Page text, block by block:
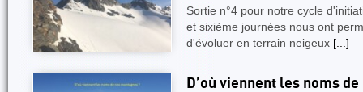
Sortie n°4 pour notre cycle
et sixième journées nous ont
d'évoluer en terrain neigeux [...]
D’où viennent les noms